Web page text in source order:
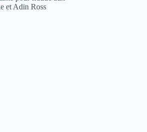
et Adin Ross